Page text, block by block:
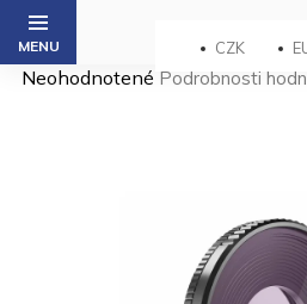
Prejsť
obsah
CZK
Priemerné
Neohodnotené Podrobnosti